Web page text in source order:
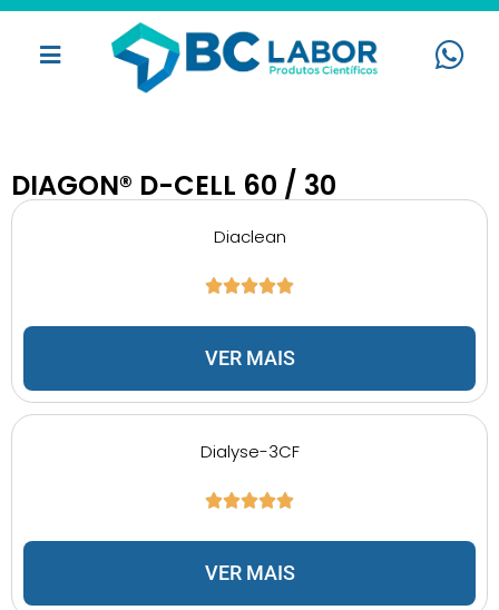
DIAGON® D-CELL 60 / 30
Diaclean
VER MAIS
Dialyse-3CF
VER MAIS